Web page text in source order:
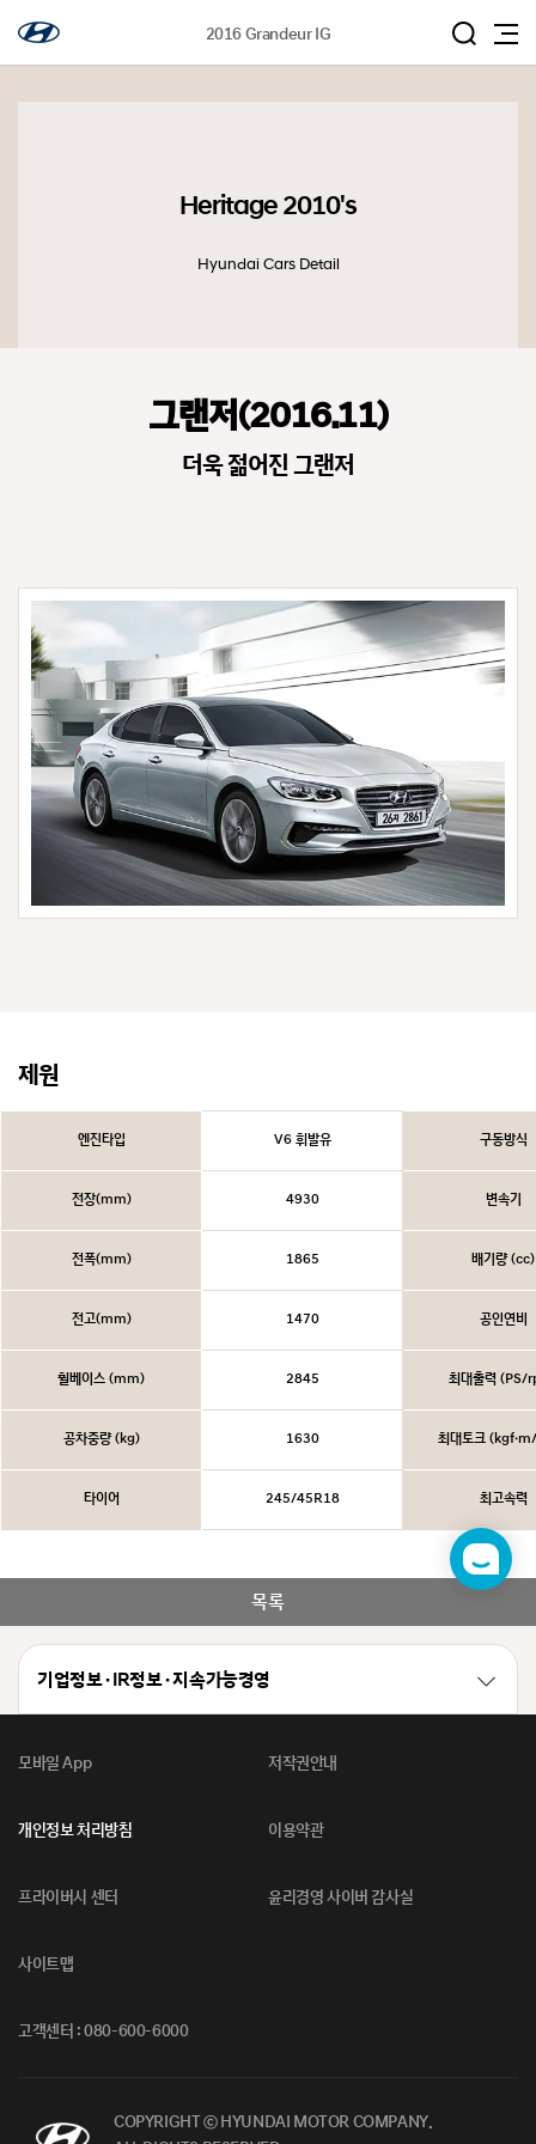
2016 Grandeur IG
Heritage 2010's
Hyundai Cars Detail
그랜저(2016.11)
더욱 젊어진 그랜저
제원
엔진타입 V6 휘발유 구동방식
전장(mm) 4930 변속기
전폭(mm) 1865 배기량 (cc)
전고(mm) 1470 공인연비
휠베이스 (mm) 2845 최대출력 (PS/
공차중량 (kg) 1630 최대토크
타이어 245/45R18 최고속력
목록
챗
봇
기업정보 · IR정보 · 지속가능경영
모바일 App 저작권안내
개인정보 처리방침 이용약관
프라이버시 센터 윤리경영 사이버 감사실
사이트맵
고객센터 : 080-600-6000
COPYRIGHT ⓒ HYUNDAI MOTOR COMPANY.